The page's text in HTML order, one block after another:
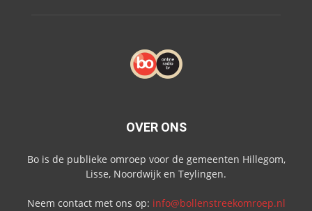
OVER ONS
Bo is de publieke omroep voor de gemeenten Hillegom,
Lisse, Noordwijk en Teylingen.
Neem contact met ons op: info@bollenstreekomroep.nl